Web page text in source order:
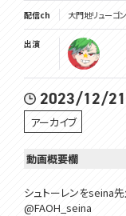
配信ch 大門地リューゴ
出演
2023/12/
アーカイブ
動画概要欄
シュトーレンをseina
@FAOH_seina